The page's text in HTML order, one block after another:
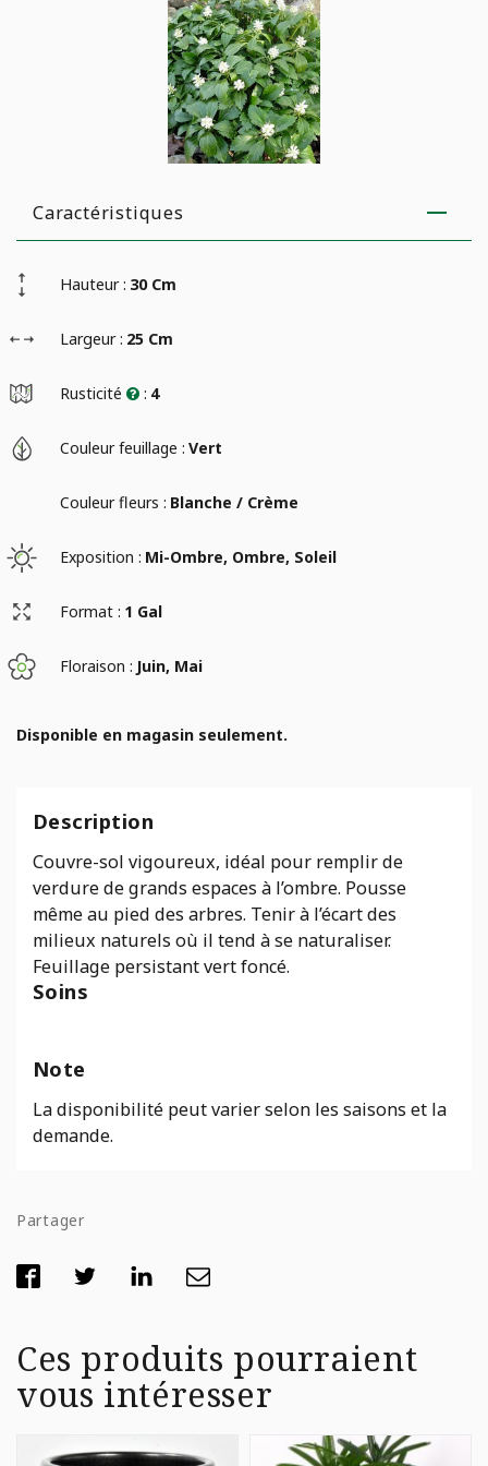
Caractéristiques
Hauteur : 30 Cm
Largeur : 25 Cm
Rusticité : 4
Couleur feuillage : Vert
Couleur fleurs : Blanche / Crème
Exposition : Mi-Ombre, Ombre, Soleil
Format : 1 Gal
Floraison : Juin, Mai
Disponible en magasin seulement.
Description
Couvre-sol vigoureux, idéal pour remplir de
verdure de grands espaces à l’ombre. Pousse
même au pied des arbres. Tenir à l’écart des
milieux naturels où il tend à se naturaliser.
Feuillage persistant vert foncé.
Soins
Note
La disponibilité peut varier selon les saisons et la
demande.
Partager
Ces produits pourraient
vous intéresser